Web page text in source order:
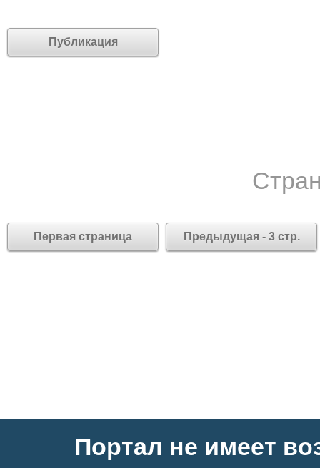
Публикация
Первая страница Предыдущая - 3 стр.
Портал не имеет